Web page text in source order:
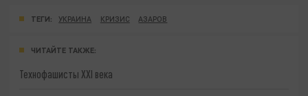
ТЕГИ: УКРАИНА КРИЗИС АЗАРОВ
ЧИТАЙТЕ ТАКЖЕ:
Технофашисты XXI века